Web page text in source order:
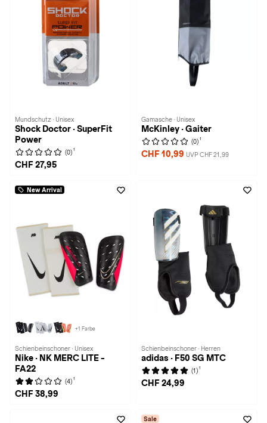
Mundschutz · Unisex
Shock Doctor · SuperFit
Power
(0) 1
CHF 27,95
Gamasche · Unisex
McKinley · Gaiter
(0) 1
CHF 10,99 UVP CHF 21,99
New Arrival
+1 Farbe
Schienbeinschoner · Unisex
Nike · NK MERC LITE -
FA22
(4) 1
CHF 38,99
Schienbeinschoner · Herren
adidas · F50 SG MTC
(1) 1
CHF 24,99
Sale